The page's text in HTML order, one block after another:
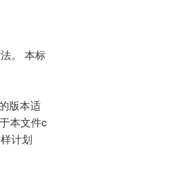
。 本标
版本适
本文件c
计划